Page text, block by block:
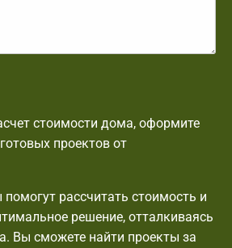
стоимости дома, оформите
проектов от
рассчитать стоимость и
решение, отталкиваясь
Вы сможете найти проекты за